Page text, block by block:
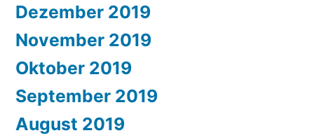
Dezember 2019
November 2019
Oktober 2019
September 2019
August 2019